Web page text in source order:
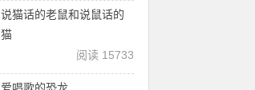
说猫话的老鼠和说鼠话的
猫
阅读 15733